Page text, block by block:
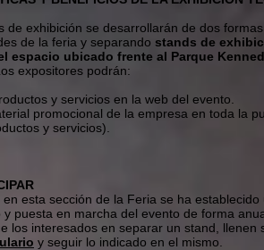
de exhibición se desarrollarán de dos
de la feria y separando stands de
espacio ubicado frente al Parque
expositores podrán:
y servicios en la web del evento.
promocional de la empresa en toda la
y servicios).
en esta sección de la Feria se ha
y puesta en marcha del evento de forma
los interesados en separar un stand, llenen
y seguir lo indicado en el mismo.